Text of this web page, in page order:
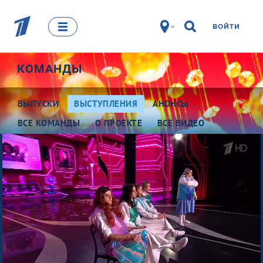
ВОЙТИ
КОМАНДЫ
ВЫПУСКИ ВЫСТУПЛЕНИЯ
АНОНСЫ
ВСЕ КОМАНДЫ
О ПРОЕКТЕ ВСЕ ВИДЕО